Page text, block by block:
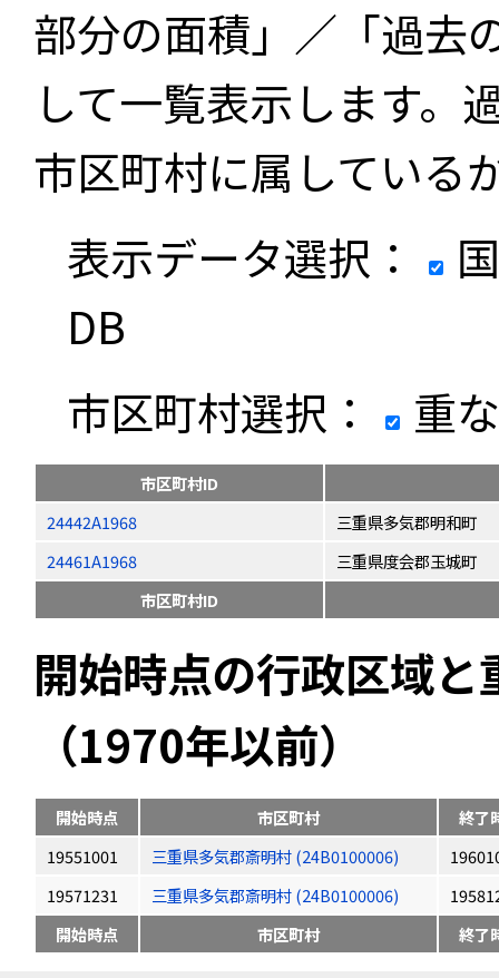
部分の面積」／「過去
して一覧表示します。
市区町村に属している
表示データ選択：
DB
市区町村選択：
重
市区町村ID
24442A1968
三重県多気郡明和町
24461A1968
三重県度会郡玉城町
市区町村ID
開始時点の行政区域
（1970年以前）
開始時点 市区町村
終了
19551001
三重県多気郡斎明村 (24B0100006)
19571231
三重県多気郡斎明村 (24B0100006)
開始時点
市区町村 終了